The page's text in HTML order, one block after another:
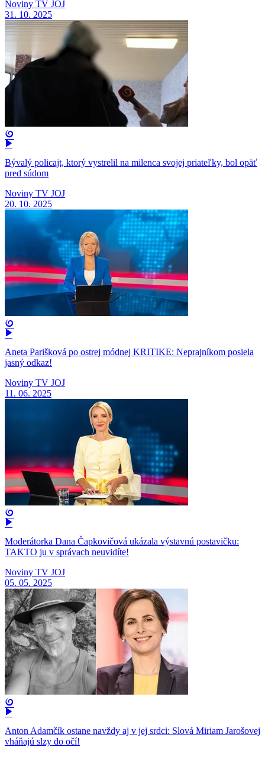
Noviny TV JOJ
31. 10. 2025
Bývalý policajt, ktorý vystrelil na milenca svojej priateľky, bol opäť
pred súdom
Noviny TV JOJ
20. 10. 2025
Aneta Parišková po ostrej módnej KRITIKE: Neprajníkom posiela
jasný odkaz!
Noviny TV JOJ
11. 06. 2025
Moderátorka Dana Čapkovičová ukázala výstavnú postavičku:
TAKTO ju v správach neuvidíte!
Noviny TV JOJ
05. 05. 2025
Anton Adamčík ostane navždy aj v jej srdci: Slová Miriam Jarošovej
vháňajú slzy do očí!